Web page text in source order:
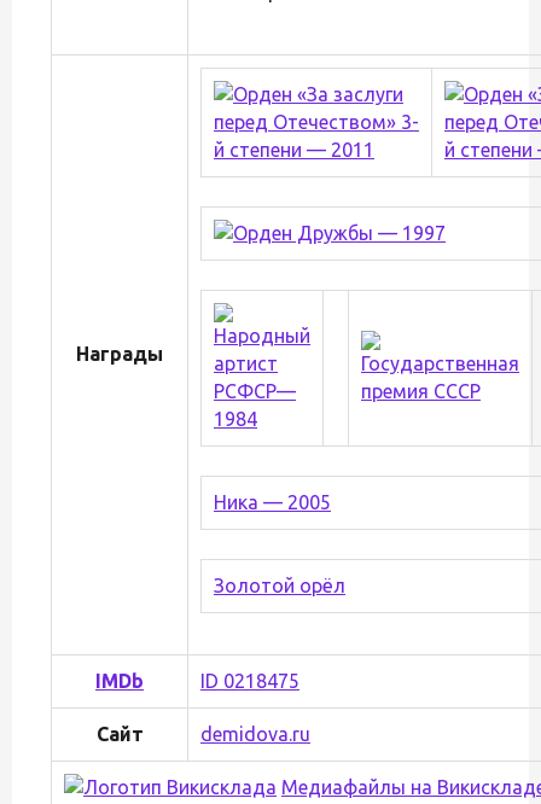
Награды
Ника — 2005
Золотой орёл
IMDb ID 0218475
Сайт demidova.ru
Медиафайлы на